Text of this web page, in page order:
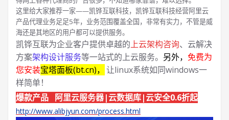
这里给大家推荐一家——凯铧互联科技，凯铧互联科技经营阿里云
产品代理业务足足5年，业务范围覆盖全国，非常有实力，不管是威
海还是其地区的用户都可以提供服务。
凯铧互联为企业客户提供卓越的上云架构咨询、云解决
方案架构设计服务等一站式的上云服务。 另外， 免费为
您安装宝塔面板(bt.cn)， 让linux系统如同windows一
样简单！
爆款产品 阿里云服务器|云数据库|云安全0.6折起
http://www.alibjyun.com/process.html